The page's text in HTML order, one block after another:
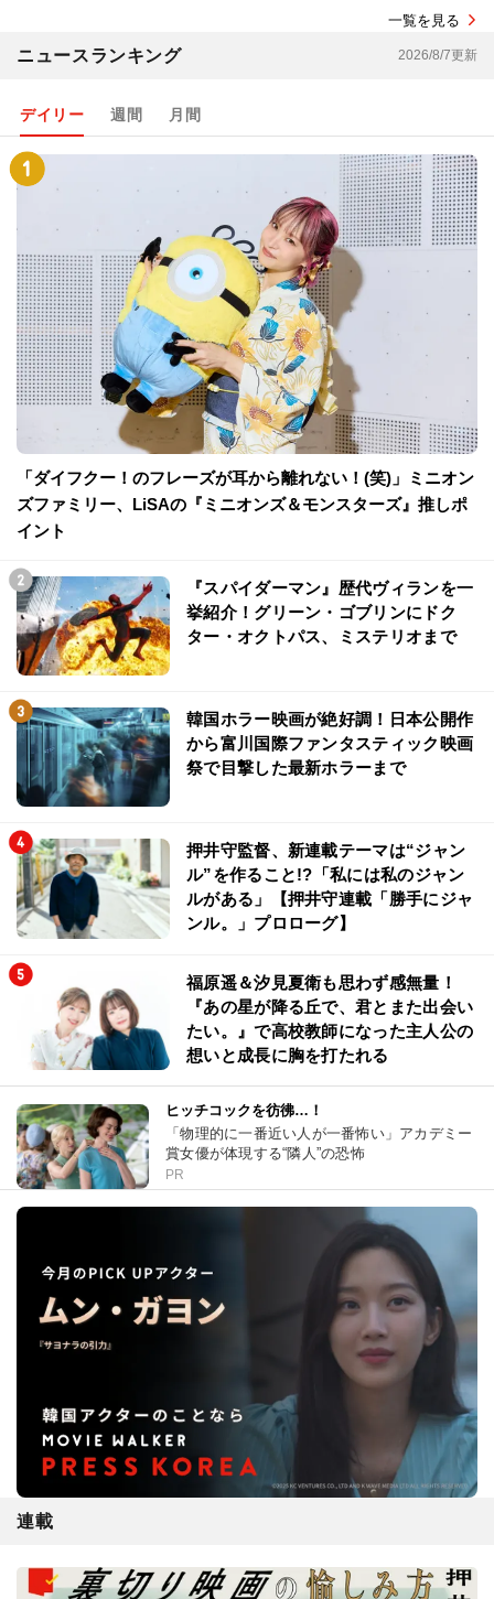
一覧を見る
ニュースランキング 2026/8/7更新
デイリー 週間 月間
「ダイフクー！のフレーズが耳から離れない！(笑)」ミニオン
ズファミリー、LiSAの『ミニオンズ＆モンスターズ』推しポ
イント
『スパイダーマン』歴代ヴィランを一
挙紹介！グリーン・ゴブリンにドク
ター・オクトパス、ミステリオまで
韓国ホラー映画が絶好調！日本公開作
から富川国際ファンタスティック映画
祭で目撃した最新ホラーまで
押井守監督、新連載テーマは“ジャン
ル”を作ること!?「私には私のジャン
ルがある」【押井守連載「勝手にジャ
ンル。」プロローグ】
福原遥＆汐見夏衛も思わず感無量！
『あの星が降る丘で、君とまた出会い
たい。』で高校教師になった主人公の
想いと成長に胸を打たれる
ヒッチコックを彷彿…！
「物理的に一番近い人が一番怖い」アカデミー
賞女優が体現する“隣人”の恐怖
PR
連載